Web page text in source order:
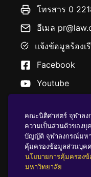
โทรสาร 0
อีเมล
แจ้งข้อมูลร้องเ
Facebook
Youtube
นโยบายคุ้มคร
คณะนิติศาสตร์ จุฬาลง
ความเป็นส่วนตัวของบุ
บัญญัติ จุฬาลงกรณ์มห
คุ้มครองข้อมูลส่วนบุค
นโยบายการคุ้มครอง
มหาวิทยาลัย